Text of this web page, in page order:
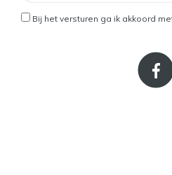
Bij het versturen ga ik akkoord